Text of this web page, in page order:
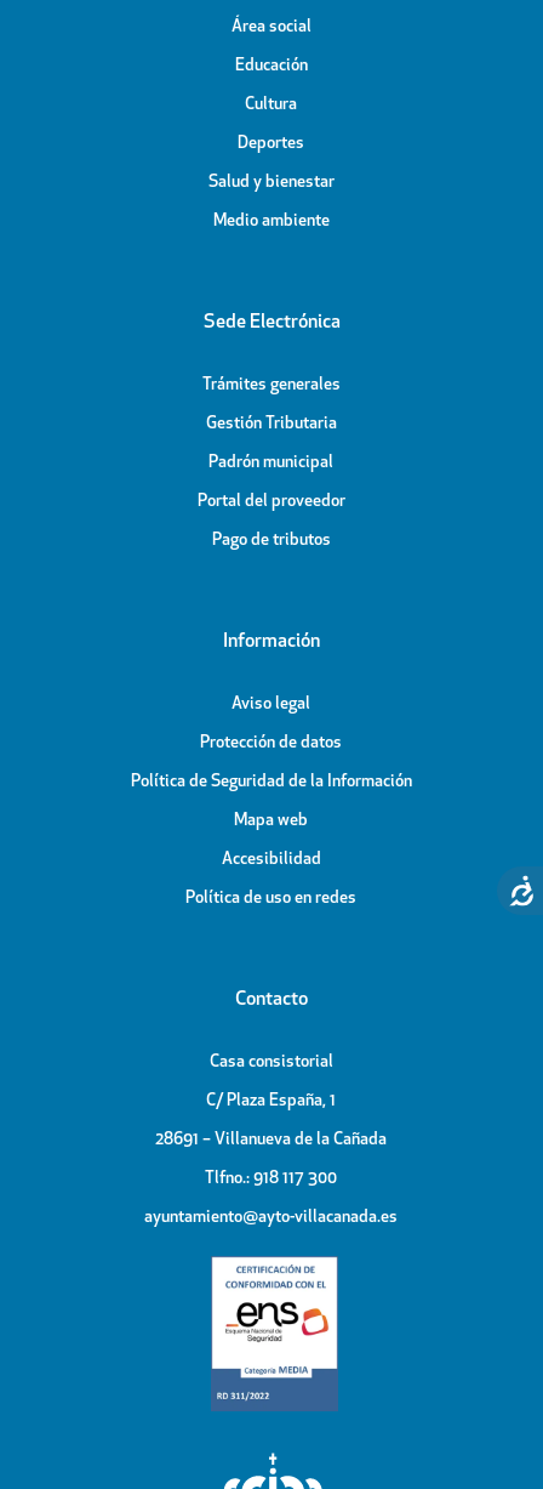
Área social
Educación
Cultura
Deportes
Salud y bienestar
Medio ambiente
Sede Electrónica
Trámites generales
Gestión Tributaria
Padrón municipal
Portal del proveedor
Pago de tributos
Información
Aviso legal
Protección de datos
Política de Seguridad de la Información
Mapa web
Accesibilidad
Política de uso en redes
Contacto
Casa consistorial
C/ Plaza España, 1
28691 – Villanueva de la Cañada
Tlfno.: 918 117 300
ayuntamiento@ayto-villacanada.es